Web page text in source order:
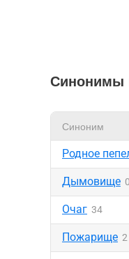
Синонимы
Синоним
Родное
Дымовище 0
Очаг 34
Пожарище 2